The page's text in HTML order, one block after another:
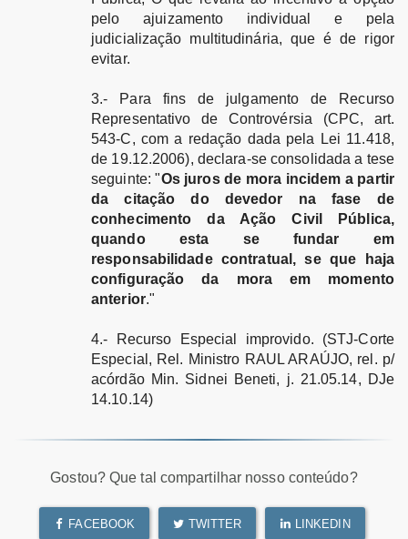
pelo ajuizamento individual e pela
judicialização multitudinária, que é de rigor
evitar.
3.- Para fins de julgamento de Recurso
Representativo de Controvérsia (CPC, art.
543-C, com a redação dada pela Lei 11.418,
de 19.12.2006), declara-se consolidada a tese
seguinte: "Os juros de mora incidem a partir
da citação do devedor na fase de
conhecimento da Ação Civil Pública,
quando esta se fundar em
responsabilidade contratual, se que haja
configuração da mora em momento
anterior."
4.- Recurso Especial improvido. (STJ-Corte
Especial, Rel. Ministro RAUL ARAÚJO, rel. p/
acórdão Min. Sidnei Beneti, j. 21.05.14, DJe
14.10.14)
Gostou? Que tal compartilhar nosso conteúdo?
FACEBOOK TWITTER LINKEDIN